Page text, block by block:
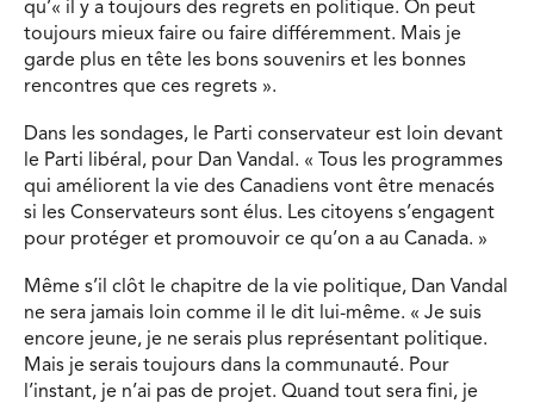
qu’« il y a toujours des regrets en politique. On peut
toujours mieux faire ou faire différemment. Mais je
garde plus en tête les bons souvenirs et les bonnes
rencontres que ces regrets ».
Dans les sondages, le Parti conservateur est loin devant
le Parti libéral, pour Dan Vandal. « Tous les programmes
qui améliorent la vie des Canadiens vont être menacés
si les Conservateurs sont élus. Les citoyens s’engagent
pour protéger et promouvoir ce qu’on a au Canada. »
Même s’il clôt le chapitre de la vie politique, Dan Vandal
ne sera jamais loin comme il le dit lui-même. « Je suis
encore jeune, je ne serais plus représentant politique.
Mais je serais toujours dans la communauté. Pour
l’instant, je n’ai pas de projet. Quand tout sera fini, je